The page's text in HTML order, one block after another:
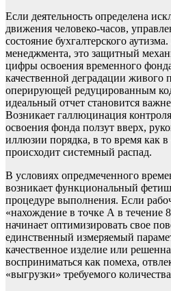
Если деятельность определена
движения человеко-часов,
состояние бухгалтерского
менеджмента, это защитный
цифры освоения временного
качественной деградации живого
оперирующей редуцированным
идеальный отчет становится
Возникает галлюцинация
освоения фонда ползут вверх,
иллюзии порядка, в то время как в
происходит системный распад.
В условиях опредмеченного
возникает функциональный
процедуре выполнения. Если
«нахождение в точке А в течение
начинает оптимизировать свое
единственный измеряемый
качественное изделие или
восприниматься как помеха,
«выгрузки» требуемого